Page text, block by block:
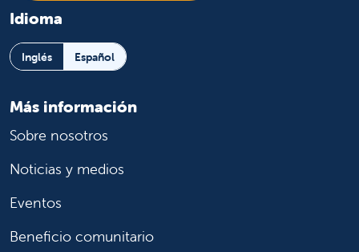
Idioma
Inglés Español
Más información
Sobre nosotros
Noticias y medios
Eventos
Beneficio comunitario